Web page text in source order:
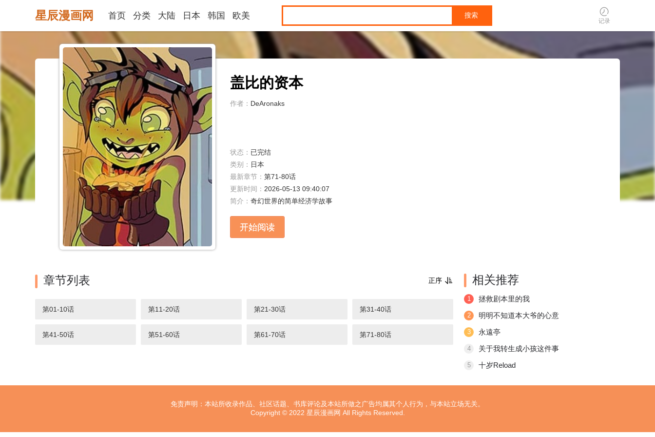
星辰漫画网 首页 分类 大陆 日本 韩国 欧美 搜索
记录
盖比的资本
作者： DeAronaks
状态： 已完结
类别： 日本
最新章节： 第71-80话
更新时间： 2026-05-13 09:40:07
简介： 奇幻世界的简单经济学故事
开始阅读
章节列表 正序
第01-10话 第11-20话 第21-30话 第31-40话
第41-50话 第51-60话 第61-70话 第71-80话
相关推荐
1 拯救剧本里的我
2 明明不知道本大爷的心意
3 永遠亭
4 关于我转生成小孩这件事
5 十岁Reload
免责声明：本站所收录作品、社区话题、书库评论及本站所做之广告均属其个人行为，与本站立场无关。
Copyright © 2022 星辰漫画网 All Rights Reserved.